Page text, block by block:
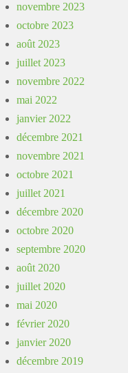
novembre 2023
octobre 2023
août 2023
juillet 2023
novembre 2022
mai 2022
janvier 2022
décembre 2021
novembre 2021
octobre 2021
juillet 2021
décembre 2020
octobre 2020
septembre 2020
août 2020
juillet 2020
mai 2020
février 2020
janvier 2020
décembre 2019